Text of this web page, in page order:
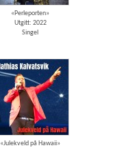
«Perleporten»
Utgitt: 2022
Singel
«Julekveld på Hawaii»